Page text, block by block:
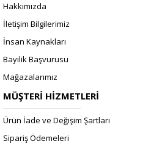
Hakkımızda
İletişim Bilgilerimiz
İnsan Kaynakları
Bayilik Başvurusu
Mağazalarımız
MÜŞTERİ HİZMETLERİ
Ürün İade ve Değişim Şartları
Sipariş Ödemeleri